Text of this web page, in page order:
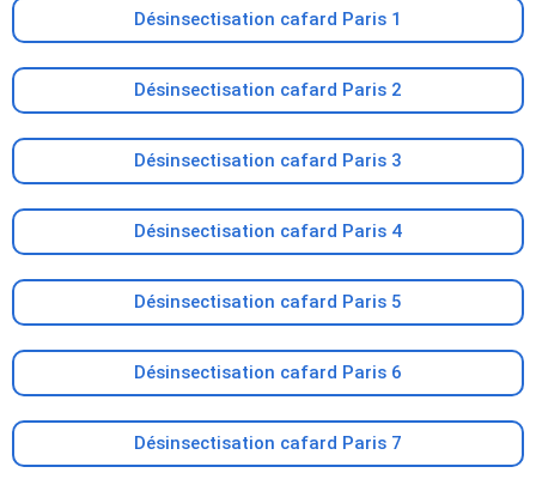
Désinsectisation cafard Paris 1
Désinsectisation cafard Paris 2
Désinsectisation cafard Paris 3
Désinsectisation cafard Paris 4
Désinsectisation cafard Paris 5
Désinsectisation cafard Paris 6
Désinsectisation cafard Paris 7